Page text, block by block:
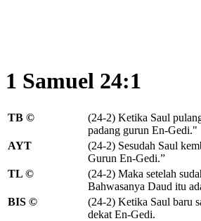
1 Samuel 24:1
TB ©
(24-2) Ketika Saul
padang gurun En-Gedi."
AYT
(24-2) Sesudah Saul
Gurun En-Gedi.”
TL ©
(24-2) Maka setelah
Bahwasanya Daud itu
BIS ©
(24-2) Ketika Saul baru
dekat En-Gedi.